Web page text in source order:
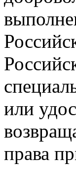
или
права